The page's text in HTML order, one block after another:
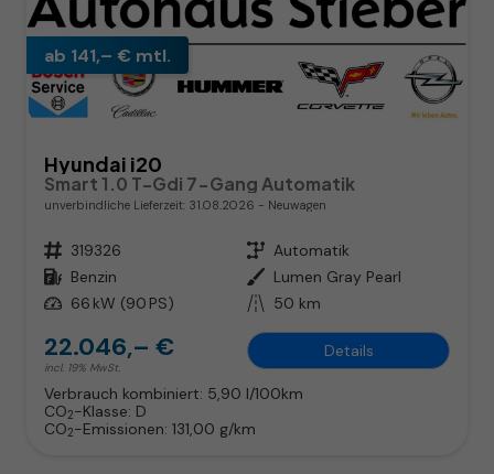
ab 141,– € mtl.
Hyundai i20
Smart 1.0 T-Gdi 7-Gang Automatik
unverbindliche Lieferzeit: 31.08.2026 Neuwagen
Fahrzeugnr. 319326 Getriebe Automatik
Kraftstoff Benzin Außenfarbe Lumen Gray Pearl
Leistung 66 kW (90 PS) Kilometerstand 50 km
22.046,– €
incl. 19% MwSt.
Details
Verbrauch kombiniert: 5,90 l/100km
CO2-Klasse: D
CO2-Emissionen: 131,00 g/km